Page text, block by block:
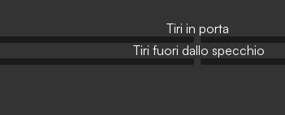
Tiri in porta
Tiri fuori dallo specchio